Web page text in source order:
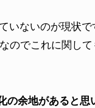
ないのが現状で
のでこれに関し
余地があると思